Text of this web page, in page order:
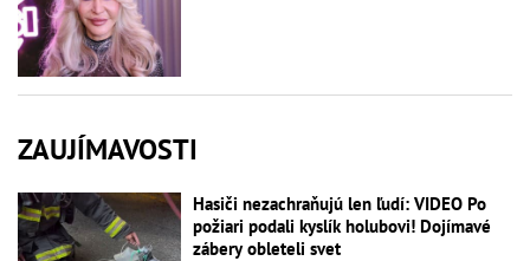
ZAUJÍMAVOSTI
Hasiči nezachraňujú len ľudí: VIDEO Po
požiari podali kyslík holubovi! Dojímavé
zábery obleteli svet